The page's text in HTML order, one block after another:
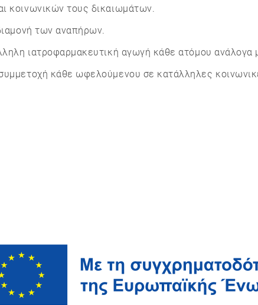
κοινωνικών τους δικαιωμάτων.
των αναπήρων.
ιατροφαρμακευτική αγωγή κάθε ατόμου ανάλογα
κάθε ωφελούμενου σε κατάλληλες